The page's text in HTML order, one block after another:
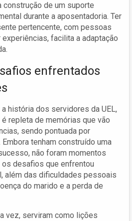
construção de um suporte
durante a aposentadoria. Ter
pertencente, com pessoas
facilita a adaptação
enfrentados
a história dos servidores da UEL,
repleta de memórias que vão
sendo pontuada por
tenham construído uma
não foram momentos
desafios que enfrentou
além das dificuldades pessoais
do marido e a perda de
vez, serviram como lições